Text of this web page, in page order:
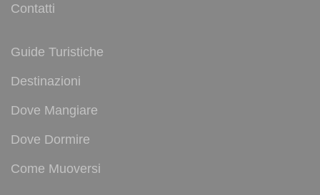
Contatti
Guide Turistiche
Destinazioni
Dove Mangiare
Dove Dormire
Come Muoversi